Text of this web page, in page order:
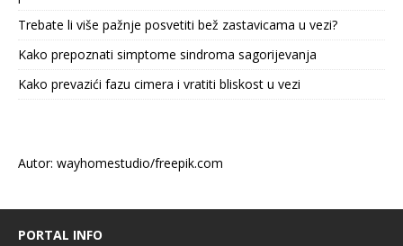
Trebate li više pažnje posvetiti bež zastavicama u vezi?
Kako prepoznati simptome sindroma sagorijevanja
Kako prevazići fazu cimera i vratiti bliskost u vezi
Autor: wayhomestudio/freepik.com
PORTAL INFO